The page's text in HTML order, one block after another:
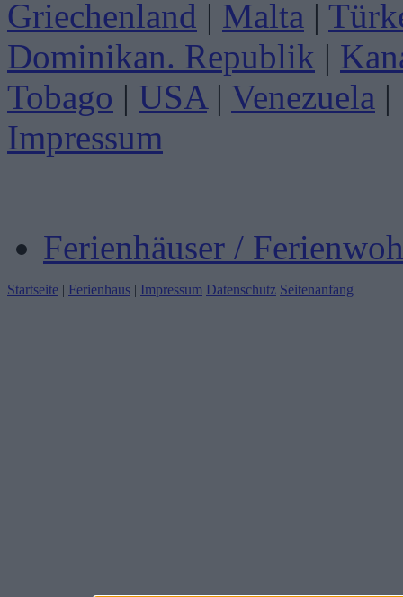
Griechenland | Malta |
Dominikan. Republik |
Tobago | USA | Venezuela |
Impressum
Ferienhäuser /
Startseite | Ferienhaus | Impressum Datenschutz Seitenanfang